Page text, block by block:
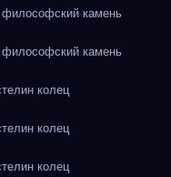
камень
камень
колец
колец
колец